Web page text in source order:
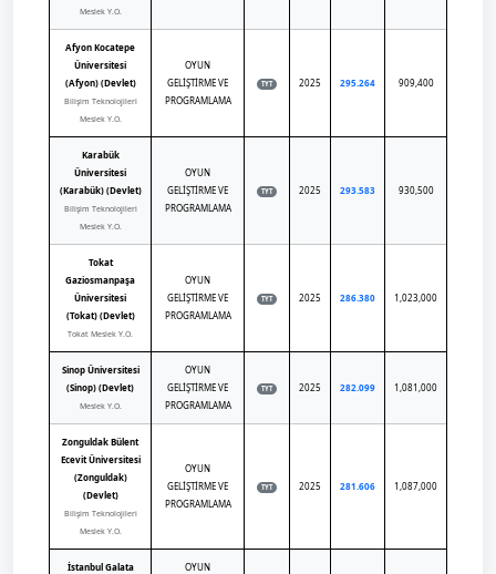
Meslek Y.O.
Afyon Kocatepe
Üniversitesi
(Afyon) (Devlet)
Bilişim Teknolojileri
Meslek Y.O.
OYUN
GELİŞTİRME VE
PROGRAMLAMA
TYT 2025 295.264 909,400
Karabük
Üniversitesi
(Karabük) (Devlet)
Bilişim Teknolojileri
Meslek Y.O.
OYUN
GELİŞTİRME VE
PROGRAMLAMA
TYT 2025 293.583 930,500
Tokat
Gaziosmanpaşa
Üniversitesi
(Tokat) (Devlet)
Tokat Meslek Y.O.
OYUN
GELİŞTİRME VE
PROGRAMLAMA
TYT 2025 286.380 1,023,000
Sinop Üniversitesi
(Sinop) (Devlet)
Meslek Y.O.
OYUN
GELİŞTİRME VE
PROGRAMLAMA
TYT 2025 282.099 1,081,000
Zonguldak Bülent
Ecevit Üniversitesi
(Zonguldak)
(Devlet)
Bilişim Teknolojileri
Meslek Y.O.
OYUN
GELİŞTİRME VE
PROGRAMLAMA
TYT 2025 281.606 1,087,000
İstanbul Galata
OYUN